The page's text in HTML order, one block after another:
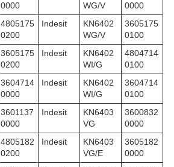
0000
WG/V
0000
4805175
0200
Indesit
KN6402
WG/V
3605175
0100
3605175
0200
Indesit
KN6402
WI/G
4804714
0100
3604714
0000
Indesit
KN6402
WI/G
3604714
0100
3601137
0000
Indesit
KN6403
VG
3600832
0000
4805182
0200
Indesit
KN6403
VG/E
3605182
0000